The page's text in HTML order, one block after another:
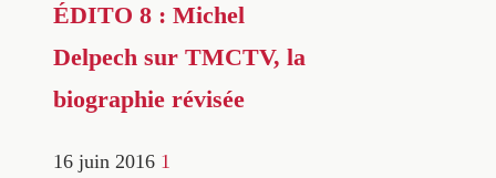
ÉDITO 8 : Michel
Delpech sur TMCTV, la
biographie révisée
16 juin 2016 1